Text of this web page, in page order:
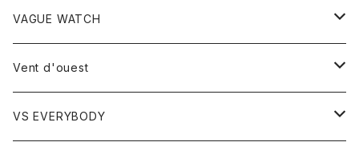
カットソー
セーター
ベスト
VAGUE WATCH
時計
Vent d'ouest
ボトム
VS EVERYBODY